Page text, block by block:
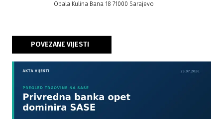
Obala Kulina Bana 18 71000 Sarajevo
POVEZANE VIJESTI